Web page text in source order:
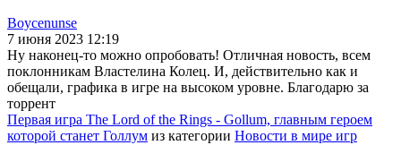
Boycenunse
7 июня 2023 12:19
Ну наконец-то можно опробовать! Отличная новость, всем
поклонникам Властелина Колец. И, действительно как и
обещали, графика в игре на высоком уровне. Благодарю за
торрент
Первая игра The Lord of the Rings - Gollum, главным героем
которой станет Голлум из категории Новости в мире игр